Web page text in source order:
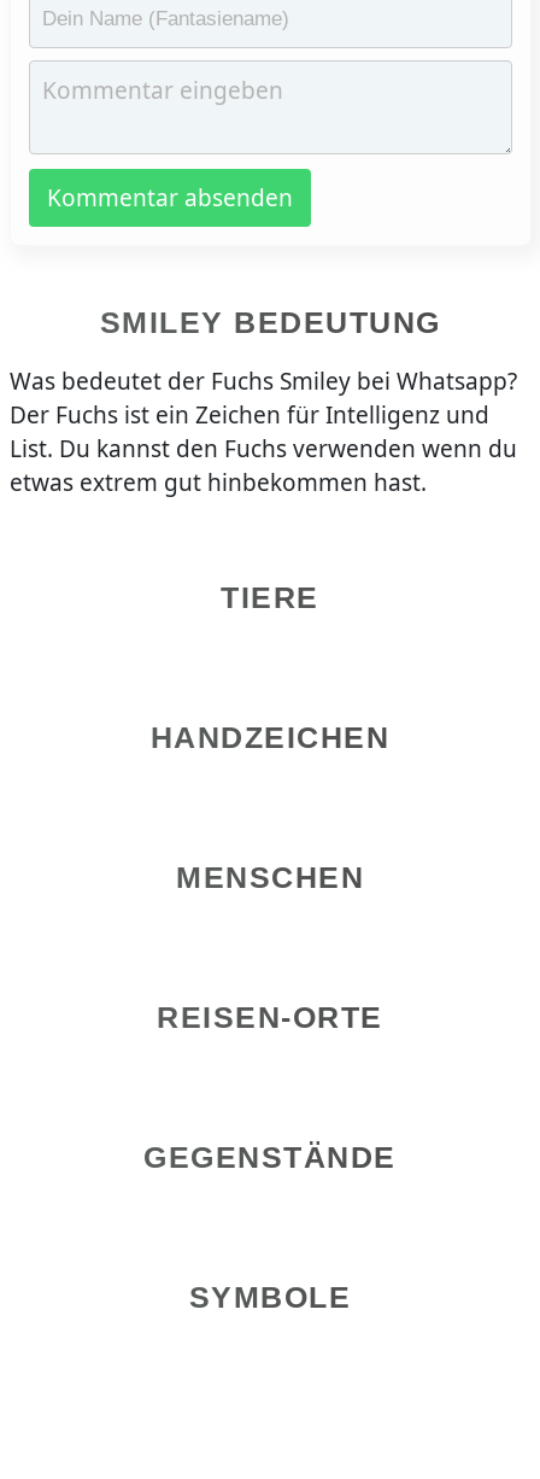
Kommentar absenden
SMILEY BEDEUTUNG
Was bedeutet der Fuchs Smiley bei Whatsapp?
Der Fuchs ist ein Zeichen für Intelligenz und
List. Du kannst den Fuchs verwenden wenn du
etwas extrem gut hinbekommen hast.
TIERE
HANDZEICHEN
MENSCHEN
REISEN-ORTE
GEGENSTÄNDE
SYMBOLE